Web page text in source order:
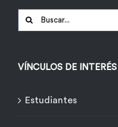
Buscar:
VÍNCULOS DE INTERÉS
Estudiantes